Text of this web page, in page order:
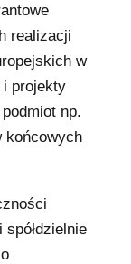
realizacji
w
i projekty
np.
końcowych